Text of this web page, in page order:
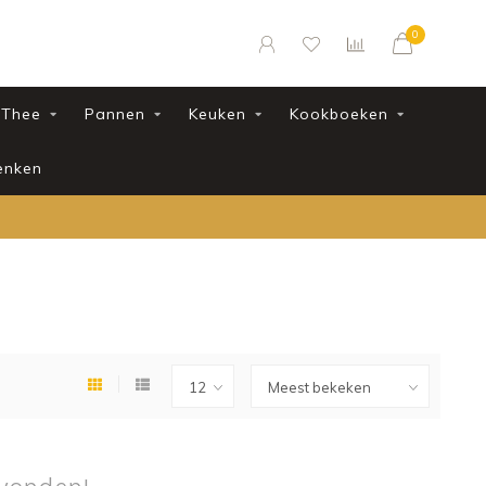
0
Thee Pannen Keuken Kookboeken